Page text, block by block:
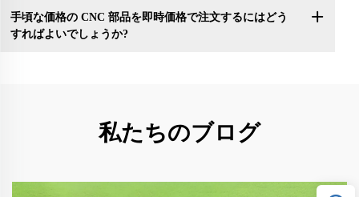
手頃な価格の CNC 部品を即時価格で注文するにはどう
すればよいでしょうか?
私たちのブログ